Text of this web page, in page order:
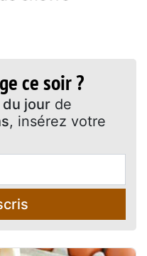
ce soir ?
du jour de
, insérez votre